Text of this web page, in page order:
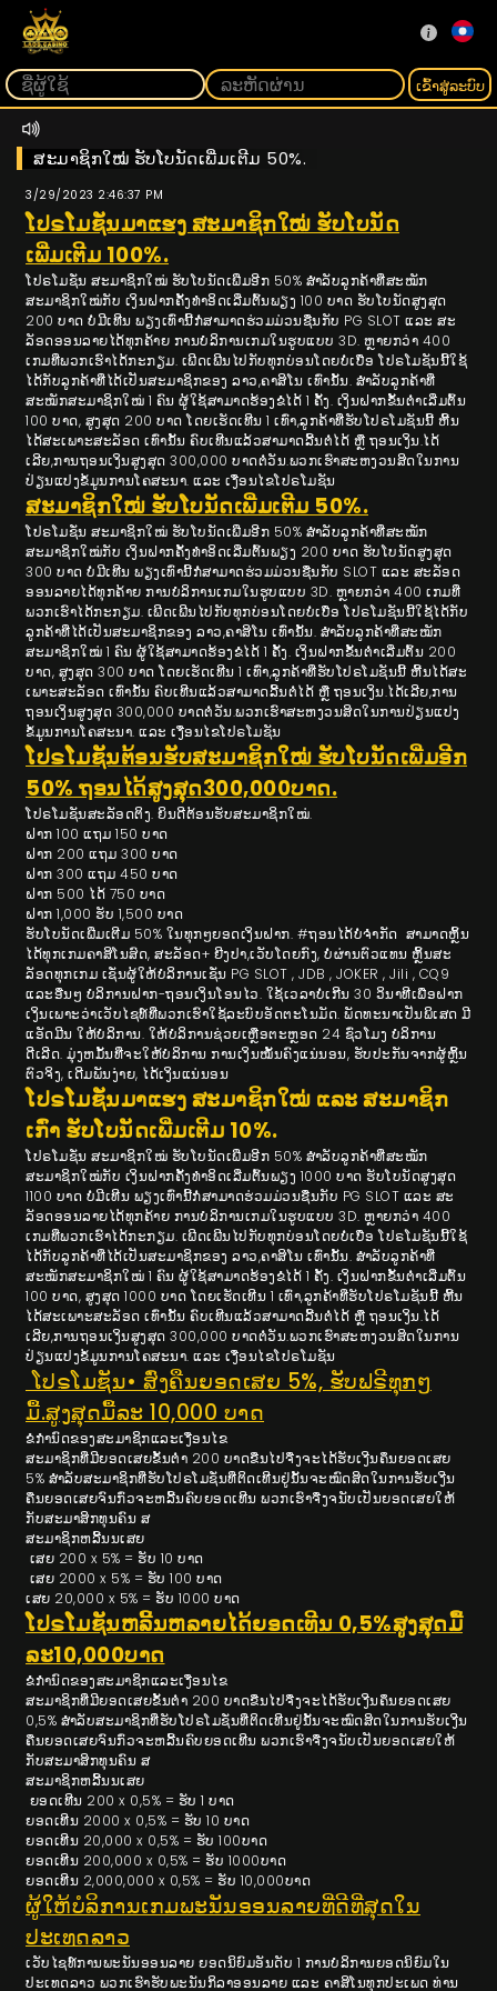
ເຂົ້າ​ສູ່​ລະ​ບົບ
ສະມາຊິກໃໝ່ ຮັບໂບນັດເພີ່ມເຕີມ 50%.
3/29/2023 2:46:37 PM
ໂປຣໂມຊັ່ນມາແຮງ ສະມາຊິກໃໝ່ ຮັບໂບນັດ
ເພີ່ມເຕີມ 100%.
ໂປຣໂມຊັ່ນ ສະມາຊິກໃໝ່ ຮັບໂບນັດເພີ່ມອີກ 50% ສຳລັບລູກຄ້າທີ່ສະໝັກ
ສະມາຊິກໃໝ່ກັບ ເງິນຝາກຄັ້ງທຳອິດເລີ່ມຕົ້ນພຽງ 100 ບາດ ຮັບໂບນັດສູງສຸດ
200 ບາດ ບໍ່ມີເທີນ ພຽງເທົ່ານີ້ກໍ່ສາມາດຮ່ວມມ່ວນຊື່ນກັບ PG SLOT ແລະ ສະ
ລັອດອອນລາຍໄດ້ທຸກຄ້າຍ ການບໍລິການເກມໃນຮູບແບບ 3D. ຫຼາຍກວ່າ 400
ເກມທີ່ພວກເຮົາໄດ້ກະກຽມ. ເພີດເພີນໄປກັບທຸກບ່ອນໂດຍບໍ່ເບື່ອ ໂປຣໂມຊັນນີ້ໃຊ້
ໄດ້ກັບລູກຄ້າທີ່ໄດ້ເປັນສະມາຊິກຂອງ ລາວ,ຄາສິໂນ ເທົ່ານັ້ນ. ສຳລັບລູກຄ້າທີ່
ສະໝັກສະມາຊິກໃໝ່ 1 ຄົນ ຜູ້ໃຊ້ສາມາດຮ້ອງຂໍໄດ້ 1 ຄັ້ງ. ເງິນຝາກຂັ້ນຕໍ່າເລີ່ມຕົ້ນ
100 ບາດ, ສູງສຸດ 200 ບາດ ໂດຍເຮັດເທີນ 1 ເທົ່າ,ລູກຄ້າທີ່ຮັບໂປຣໂມຊັນນີ້ ຫີ້ນ
ໄດ້ສະເພາະສະລັອດ ເທົ່ານັ້ນ ຄົບເທີນແລ້ວສາມາດລີ້ນຕໍ່ໄດ້ ຫຼື ຖອນເງິນ.ໄດ້
ເລີຍ,ການຖອນເງິນສູງສຸດ 300,000 ບາດຕໍ່ວັນ.ພວກເຮົາສະຫງວນສິດໃນການ
ປ່ຽນແປງຂໍ້ມູນການໂຄສະນາ. ແລະ ເງື່ອນໄຂໂປຣໂມຊັນ
ສະມາຊິກໃໝ່ ຮັບໂບນັດເພີ່ມເຕີມ 50%.
ໂປຣໂມຊັ່ນ ສະມາຊິກໃໝ່ ຮັບໂບນັດເພີ່ມອີກ 50% ສຳລັບລູກຄ້າທີ່ສະໝັກ
ສະມາຊິກໃໝ່ກັບ ເງິນຝາກຄັ້ງທຳອິດເລີ່ມຕົ້ນພຽງ 200 ບາດ ຮັບໂບນັດສູງສຸດ
300 ບາດ ບໍ່ມີເທີນ ພຽງເທົ່ານີ້ກໍ່ສາມາດຮ່ວມມ່ວນຊື່ນກັບ SLOT ແລະ ສະລັອດ
ອອນລາຍໄດ້ທຸກຄ້າຍ ການບໍລິການເກມໃນຮູບແບບ 3D. ຫຼາຍກວ່າ 400 ເກມທີ່
ພວກເຮົາໄດ້ກະກຽມ. ເພີດເພີນໄປກັບທຸກບ່ອນໂດຍບໍ່ເບື່ອ ໂປຣໂມຊັນນີ້ໃຊ້ໄດ້ກັບ
ລູກຄ້າທີ່ໄດ້ເປັນສະມາຊິກຂອງ ລາວ,ຄາສິໂນ ເທົ່ານັ້ນ. ສຳລັບລູກຄ້າທີ່ສະໝັກ
ສະມາຊິກໃໝ່ 1 ຄົນ ຜູ້ໃຊ້ສາມາດຮ້ອງຂໍໄດ້ 1 ຄັ້ງ. ເງິນຝາກຂັ້ນຕໍ່າເລີ່ມຕົ້ນ 200
ບາດ, ສູງສຸດ 300 ບາດ ໂດຍເຮັດເທີນ 1 ເທົ່າ,ລູກຄ້າທີ່ຮັບໂປຣໂມຊັນນີ້ ຫີ້ນໄດ້ສະ
ເພາະສະລັອດ ເທົ່ານັ້ນ ຄົບເທີນແລ້ວສາມາດລີ້ນຕໍ່ໄດ້ ຫຼື ຖອນເງິນ.ໄດ້ເລີຍ,ການ
ຖອນເງິນສູງສຸດ 300,000 ບາດຕໍ່ວັນ.ພວກເຮົາສະຫງວນສິດໃນການປ່ຽນແປງ
ຂໍ້ມູນການໂຄສະນາ. ແລະ ເງື່ອນໄຂໂປຣໂມຊັນ
ໂປຣໂມຊັນຕ້ອນຮັບສະມາຊິກໃໝ່ ຮັບໂບນັດເພີ່ມອີກ
50% ຖອນໄດ້ສູງສຸດ300,000ບາດ.
ໂປຣໂມຊັນສະລັອດຕິງ. ຍິນດີຕ້ອນຮັບສະມາຊິກໃໝ່.
ຝາກ 100 ແຖມ 150 ບາດ
ຝາກ 200 ແຖມ 300 ບາດ
ຝາກ 300 ແຖມ 450 ບາດ
ຝາກ 500 ໄດ້ 750 ບາດ
ຝາກ 1,000 ຮັບ 1,500 ບາດ
ຮັບໂບນັດເພີ່ມເຕີມ 50% ໃນທຸກໆຍອດເງິນຝາກ. #ຖອນໄດ້ບໍ່ຈຳກັດ ສາມາດຫຼິ້ນ
ໄດ້ທຸກເກມຄາສິໂນສົດ, ສະລັອດ+ ຍີງປາ,ເວັບໂດຍກົງ, ບໍ່ຜ່ານຕົວແທນ ຫຼິ້ນສະ
ລັອດທຸກເກມ ເຊັ່ນຜູ້ໃຫ້ບໍລິການເຊັ່ນ PG SLOT , JDB , JOKER , Jili , CQ9
ແລະອື່ນໆ ບໍລິການຝາກ-ຖອນເງິນໂອນໄວ. ໃຊ້ເວລາບໍ່ເກີນ 30 ວິນາທີເພື່ອຝາກ
ເງິນເພາະວ່າເວັບໄຊທ໌ທີ່ພວກເຮົາໃຊ້ລະບົບອັດຕະໂນມັດ. ພັດທະນາເປັນພິເສດ ມີ
ແອັດມີນ ໃຫ້ບໍລິການ. ໃຫ້ບໍລິການຊ່ວຍເຫຼືອຕະຫຼອດ 24 ຊົ່ວໂມງ ບໍລິການ
ດີເລີດ. ມຸ່ງຫມັ້ນທີ່ຈະໃຫ້ບໍລິການ ການເງິນໝັ້ນຄົງແນ່ນອນ, ຮັບປະກັນຈາກຜູ້ຫຼິ້ນ
ຕົວຈິງ, ເດີມພັນງ່າຍ, ໄດ້ເງິນແນ່ນອນ
ໂປຣໂມຊັ່ນມາແຮງ ສະມາຊິກໃໝ່ ແລະ ສະມາຊິກ
ເກົ່າ ຮັບໂບນັດເພີ່ມເຕີມ 10%.
ໂປຣໂມຊັ່ນ ສະມາຊິກໃໝ່ ຮັບໂບນັດເພີ່ມອີກ 50% ສຳລັບລູກຄ້າທີ່ສະໝັກ
ສະມາຊິກໃໝ່ກັບ ເງິນຝາກຄັ້ງທຳອິດເລີ່ມຕົ້ນພຽງ 1000 ບາດ ຮັບໂບນັດສູງສຸດ
1100 ບາດ ບໍ່ມີເທີນ ພຽງເທົ່ານີ້ກໍ່ສາມາດຮ່ວມມ່ວນຊື່ນກັບ PG SLOT ແລະ ສະ
ລັອດອອນລາຍໄດ້ທຸກຄ້າຍ ການບໍລິການເກມໃນຮູບແບບ 3D. ຫຼາຍກວ່າ 400
ເກມທີ່ພວກເຮົາໄດ້ກະກຽມ. ເພີດເພີນໄປກັບທຸກບ່ອນໂດຍບໍ່ເບື່ອ ໂປຣໂມຊັນນີ້ໃຊ້
ໄດ້ກັບລູກຄ້າທີ່ໄດ້ເປັນສະມາຊິກຂອງ ລາວ,ຄາສິໂນ ເທົ່ານັ້ນ. ສຳລັບລູກຄ້າທີ່
ສະໝັກສະມາຊິກໃໝ່ 1 ຄົນ ຜູ້ໃຊ້ສາມາດຮ້ອງຂໍໄດ້ 1 ຄັ້ງ. ເງິນຝາກຂັ້ນຕໍ່າເລີ່ມຕົ້ນ
100 ບາດ, ສູງສຸດ 1000 ບາດ ໂດຍເຮັດເທີນ 1 ເທົ່າ,ລູກຄ້າທີ່ຮັບໂປຣໂມຊັນນີ້ ຫີ້ນ
ໄດ້ສະເພາະສະລັອດ ເທົ່ານັ້ນ ຄົບເທີນແລ້ວສາມາດລີ້ນຕໍ່ໄດ້ ຫຼື ຖອນເງິນ.ໄດ້
ເລີຍ,ການຖອນເງິນສູງສຸດ 300,000 ບາດຕໍ່ວັນ.ພວກເຮົາສະຫງວນສິດໃນການ
ປ່ຽນແປງຂໍ້ມູນການໂຄສະນາ. ແລະ ເງື່ອນໄຂໂປຣໂມຊັນ
ໂປຣໂມຊັນ• ສົ່ງຄືນຍອດເສຍ 5%, ຮັບຟຣີທຸກໆ
ມື້.ສູງສຸດມື້ລະ 10,000 ບາດ
ຂໍກຳນົດຂອງສະມາຊິກແລະເງືອນໄຂ
ສະມາຊິກທີ່ມີຍອດເສຍຂັ້ນຕ່ໍາ 200 ບາດຂືນໄປຈື່ງຈະໄດ້ຮັບເງີນຄຶນຍອດເສຍ
5% ສຳລັບສະມາຊິກທີ່ຮັບໂປຣໂມຊັ່ນທີ່ຕິດເທີນຢູ່ນັ້ນຈະໝົດສິດໃນການຮັບເງີນ
ຄືນຍອດເສຍຈົນກົ່ວຈະຫລີ້ນຄົບຍອດເທີນ ພວກເຮົາຈື່ງຈນັບເປັນຍອດເສຍໃຫ້
ກັບສະມາສິກທຸນຄົນ ສ
ສະມາຊິກຫລີ້ນນເສຍ
ເສຍ 200 x 5% = ຮັບ 10 ບາດ
ເສຍ 2000 x 5% = ຮັບ 100 ບາດ
ເສຍ 20,000 x 5% = ຮັບ 1000 ບາດ
ໂປຣໂມຊັນຫລີ້ນຫລາຍໄດ້ຍອດເທີນ 0,5%ສູງສຸດມື້
ລະ10,000ບາດ
ຂໍກຳນົດຂອງສະມາຊິກແລະເງືອນໄຂ
ສະມາຊິກທີ່ມີຍອດເສຍຂັ້ນຕ່ໍາ 200 ບາດຂືນໄປຈື່ງຈະໄດ້ຮັບເງີນຄຶນຍອດເສຍ
0,5% ສຳລັບສະມາຊິກທີ່ຮັບໂປຣໂມຊັ່ນທີ່ຕິດເທີນຢູ່ນັ້ນຈະໝົດສິດໃນການຮັບເງີນ
ຄືນຍອດເສຍຈົນກົ່ວຈະຫລີ້ນຄົບຍອດເທີນ ພວກເຮົາຈື່ງຈນັບເປັນຍອດເສຍໃຫ້
ກັບສະມາສິກທຸນຄົນ ສ
ສະມາຊິກຫລີ້ນນເສຍ
ຍອດເທີນ 200 x 0,5% = ຮັບ 1 ບາດ
ຍອດເທີນ 2000 x 0,5% = ຮັບ 10 ບາດ
ຍອດເທີນ 20,000 x 0,5% = ຮັບ 100ບາດ
ຍອດເທີນ 200,000 x 0,5% = ຮັບ 1000ບາດ
ຍອດເທີນ 2,000,000 x 0,5% = ຮັບ 10,000ບາດ
ຜູ້ໃຫ້ບໍລິການເກມພະນັນອອນລາຍທີ່ດີທີ່ສຸດໃນ
ປະເທດລາວ
ເວັບໄຊທ໌ການພະນັນອອນລາຍ ຍອດນິຍົມອັນດັບ 1 ການບໍລິການຍອດນິຍົມໃນ
ປະເທດລາວ ພວກເຮົາຮັບພະນັນກິລາອອນລາຍ ແລະ ຄາສິໂນທຸກປະເພດ ທ່ານ